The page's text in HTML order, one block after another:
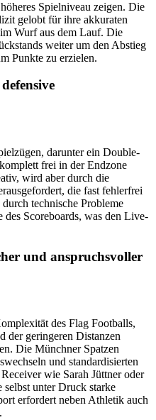
Spielniveau zeigen. Die
gelobt für ihre akkuraten
Wurf aus dem Lauf. Die
weiter um den Abstieg
Punkte zu erzielen.
darunter ein Double-
frei in der Endzone
wird aber durch die
die fast fehlerfrei
technische Probleme
Scoreboards, was den Live-
und anspruchsvoller
des Flag Footballs,
der geringeren Distanzen
Die Münchner Spatzen
und standardisierten
wie Sarah Jüttner oder
unter Druck starke
erfordert neben Athletik auch